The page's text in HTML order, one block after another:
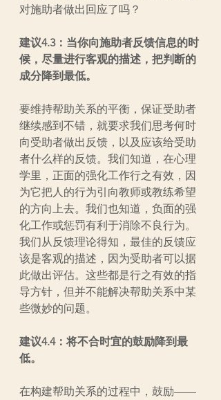
对施助者做出回应了吗？
建议4.3：当你向施助者反馈信息的时
候，尽量进行客观的描述，把判断的
成分降到最低。
要维持帮助关系的平衡，保证受助者
继续感到不错，就要求我们思考何时
向受助者做出反馈，以及应该给受助
者什么样的反馈。我们知道，在心理
学里，正面的强化工作行之有效，因
为它把人的行为引向教师或教练希望
的方向上去。我们也知道，负面的强
化工作或惩罚有利于消除不良行为。
我们从反馈理论得知，最佳的反馈应
该是客观的描述，因为受助者可以据
此做出评估。这些都是行之有效的指
导方针，但并不能解决帮助关系中某
些微妙的问题。
建议4.4：将不合时宜的鼓励降到最
低。
在构建帮助关系的过程中，鼓励——